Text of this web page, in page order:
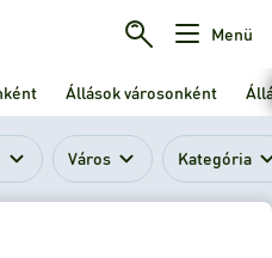
Menü
Állások városonként
Város Kategória